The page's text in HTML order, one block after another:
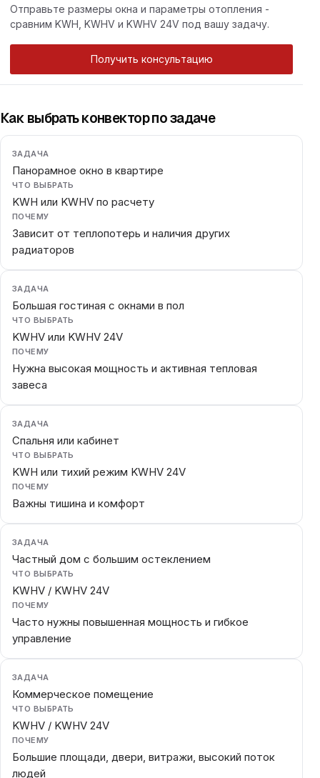
Отправьте размеры окна и параметры отопления -
сравним KWH, KWHV и KWHV 24V под вашу задачу.
Получить консультацию
Как выбрать конвектор по задаче
ЗАДАЧА
Панорамное окно в квартире
ЧТО ВЫБРАТЬ
KWH или KWHV по расчету
ПОЧЕМУ
Зависит от теплопотерь и наличия других
радиаторов
ЗАДАЧА
Большая гостиная с окнами в пол
ЧТО ВЫБРАТЬ
KWHV или KWHV 24V
ПОЧЕМУ
Нужна высокая мощность и активная тепловая
завеса
ЗАДАЧА
Спальня или кабинет
ЧТО ВЫБРАТЬ
KWH или тихий режим KWHV 24V
ПОЧЕМУ
Важны тишина и комфорт
ЗАДАЧА
Частный дом с большим остеклением
ЧТО ВЫБРАТЬ
KWHV / KWHV 24V
ПОЧЕМУ
Часто нужны повышенная мощность и гибкое
управление
ЗАДАЧА
Коммерческое помещение
ЧТО ВЫБРАТЬ
KWHV / KWHV 24V
ПОЧЕМУ
Большие площади, двери, витражи, высокий поток
людей